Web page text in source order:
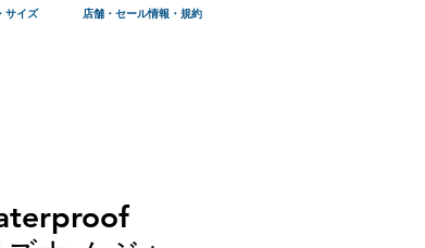
サイズ 店舗・セール情報・規約